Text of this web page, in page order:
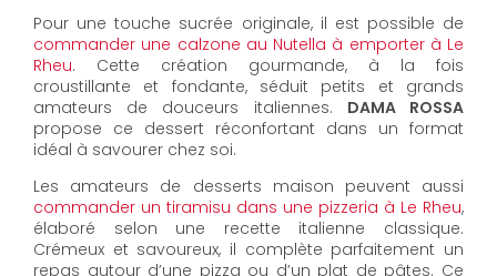
Pour une touche sucrée originale, il est possible de
commander une calzone au Nutella à emporter à Le
Rheu. Cette création gourmande, à la fois
croustillante et fondante, séduit petits et grands
amateurs de douceurs italiennes. DAMA ROSSA
propose ce dessert réconfortant dans un format
idéal à savourer chez soi.
Les amateurs de desserts maison peuvent aussi
commander un tiramisu dans une pizzeria à Le Rheu,
élaboré selon une recette italienne classique.
Crémeux et savoureux, il complète parfaitement un
repas autour d’une pizza ou d’un plat de pâtes. Ce